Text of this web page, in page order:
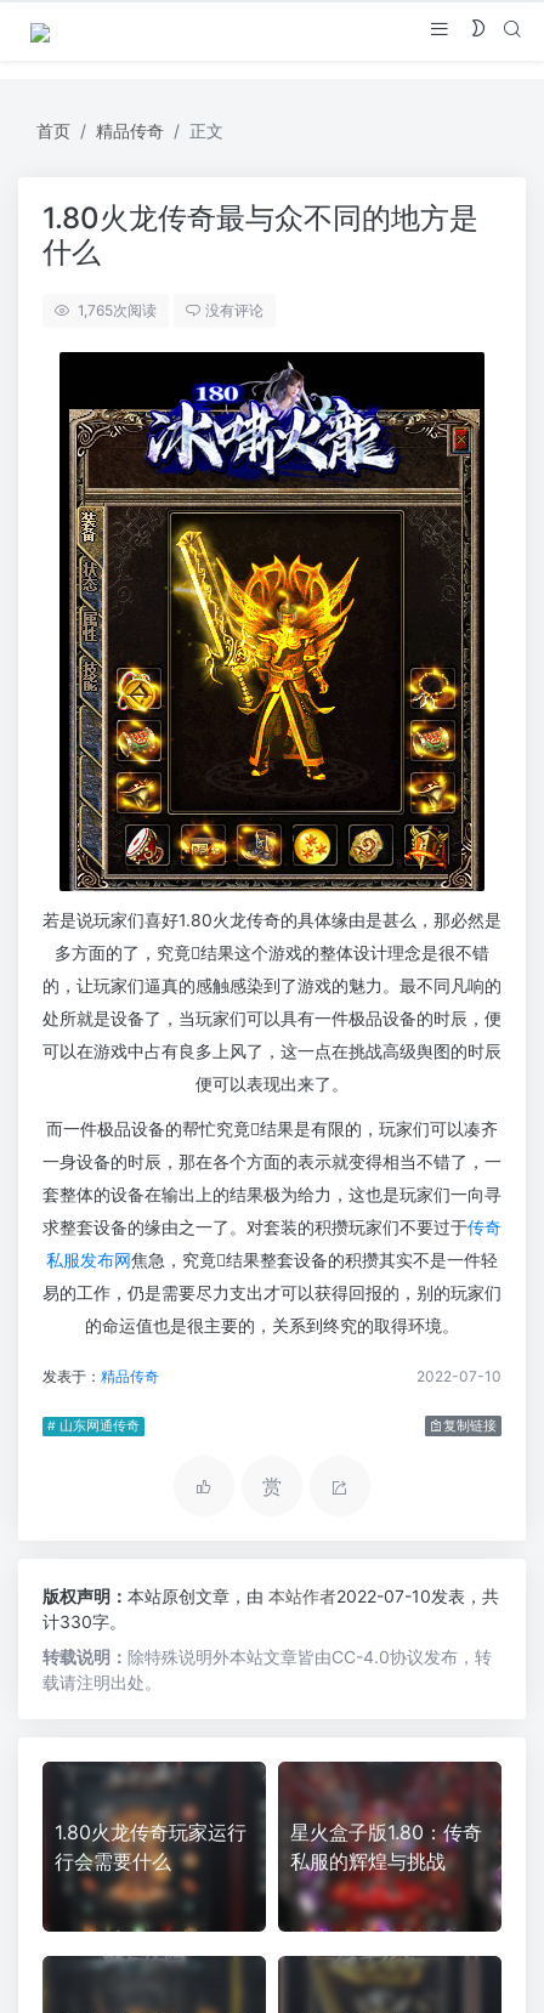
首页 精品传奇 正文
1.80火龙传奇最与众不同的地方是
什么
1,765次阅读 没有评论
若是说玩家们喜好1.80火龙传奇的具体缘由是甚么，那必然是
多方面的了，究竟结果这个游戏的整体设计理念是很不错
的，让玩家们逼真的感触感染到了游戏的魅力。最不同凡响的
处所就是设备了，当玩家们可以具有一件极品设备的时辰，便
可以在游戏中占有良多上风了，这一点在挑战高级舆图的时辰
便可以表现出来了。
而一件极品设备的帮忙究竟结果是有限的，玩家们可以凑齐
一身设备的时辰，那在各个方面的表示就变得相当不错了，一
套整体的设备在输出上的结果极为给力，这也是玩家们一向寻
求整套设备的缘由之一了。对套装的积攒玩家们不要过于传奇
私服发布网焦急，究竟结果整套设备的积攒其实不是一件轻
易的工作，仍是需要尽力支出才可以获得回报的，别的玩家们
的命运值也是很主要的，关系到终究的取得环境。
发表于： 精品传奇 2022-07-10
# 山东网通传奇 复制链接
赏
版权声明： 本站原创文章，由 本站作者2022-07-10发表，共
计330字。
转载说明： 除特殊说明外本站文章皆由CC-4.0协议发布，转
载请注明出处。
1.80火龙传奇玩家运行
行会需要什么
星火盒子版1.80：传奇
私服的辉煌与挑战